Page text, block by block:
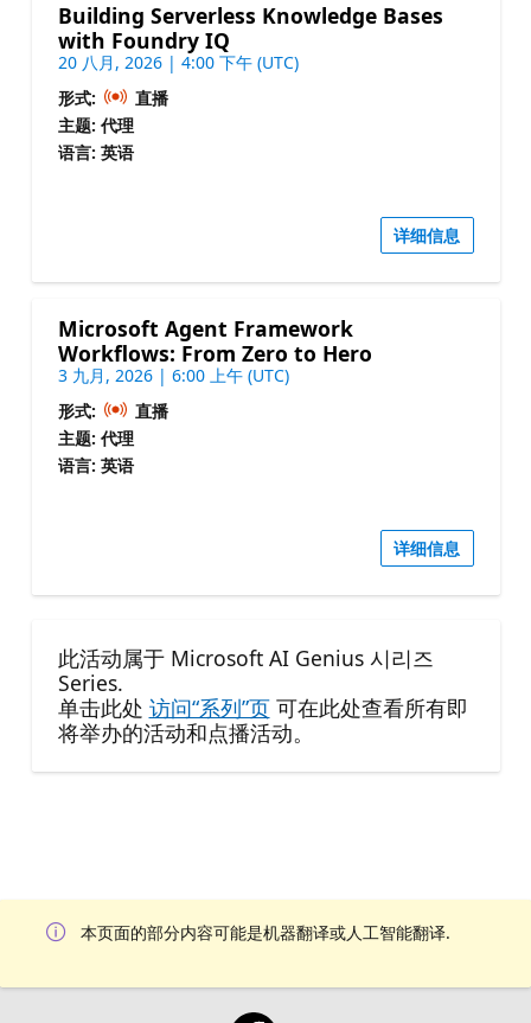
Building Serverless Knowledge Bases
with Foundry IQ
20 八月, 2026 | 4:00 下午 (UTC)
形式:
直播
主题: 代理
语言: 英语
详细信息
Microsoft Agent Framework
Workflows: From Zero to Hero
3 九月, 2026 | 6:00 上午 (UTC)
形式:
直播
主题: 代理
语言: 英语
详细信息
此活动属于 Microsoft AI Genius 시리즈
Series.
单击此处 访问“系列”页可在此处查看所有即
将举办的活动和点播活动。
本页面的部分内容可能是机器翻译或人工智能翻译.